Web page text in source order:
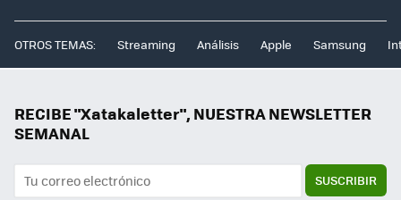
OTROS TEMAS: Streaming Análisis Apple Samsung
RECIBE "Xatakaletter", NUESTRA NEWSLETTER
SEMANAL
SUSCRIBIR